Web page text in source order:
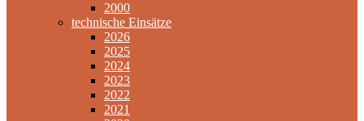
2000
technische Einsätze
2026
2025
2024
2023
2022
2021